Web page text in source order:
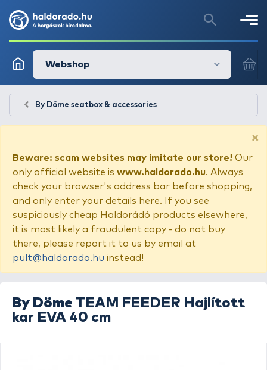
Webshop
By Döme seatbox & accessories
×
Beware: scam websites may imitate our store! Our
only official website is www.haldorado.hu. Always
check your browser's address bar before shopping,
and only enter your details here. If you see
suspiciously cheap Haldorádó products elsewhere,
it is most likely a fraudulent copy - do not buy
there, please report it to us by email at
pult@haldorado.hu instead!
By Döme TEAM FEEDER Hajlított
kar EVA 40 cm